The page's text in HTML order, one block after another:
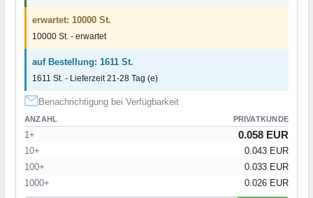
erwartet: 10000 St.
10000 St. - erwartet
auf Bestellung: 1611 St.
1611 St. - Lieferzeit 21-28 Tag (e)
Benachrichtigung bei Verfügbarkeit
ANZAHL PRIVATKUNDE
1+ 0.058 EUR
10+
0.043 EUR
100+
0.033 EUR
1000+
0.026 EUR